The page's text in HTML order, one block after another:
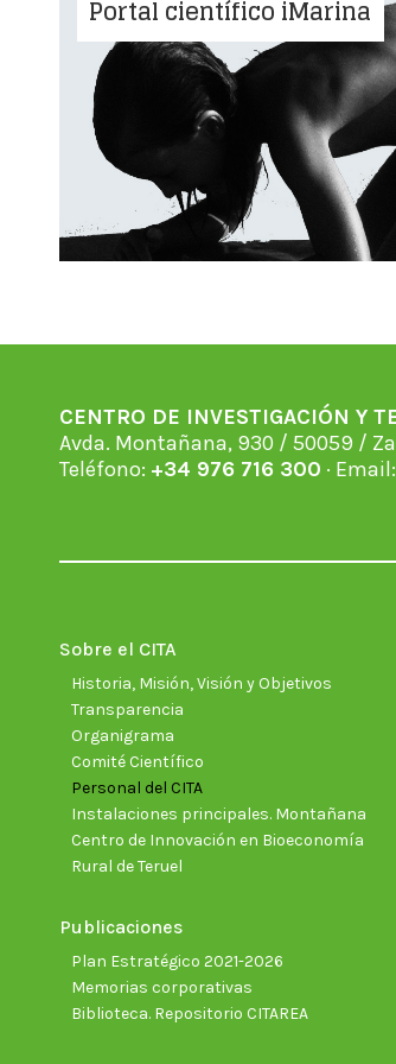
Portal científico iMarina
CENTRO DE INVESTIGACIÓN Y
Avda. Montañana, 930 / 50059 /
Teléfono: +34 976 716 300 · Email:
Sobre el CITA
Historia, Misión, Visión y Objetivos
Transparencia
Organigrama
Comité Científico
Personal del CITA
Instalaciones principales. Montañana
Centro de Innovación en Bioeconomía
Rural de Teruel
Publicaciones
Plan Estratégico 2021-2026
Memorias corporativas
Biblioteca. Repositorio CITAREA